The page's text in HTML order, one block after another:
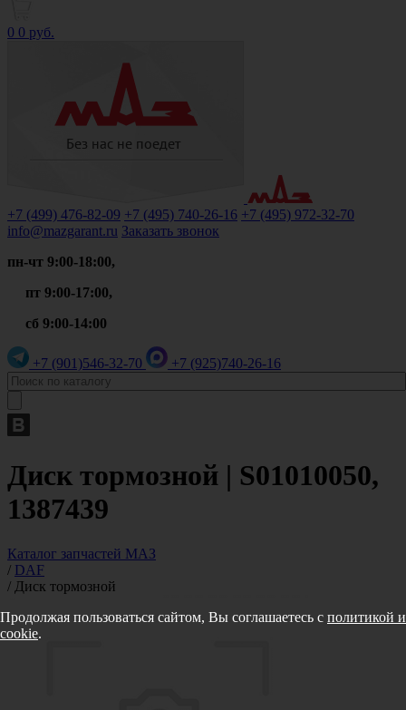
0 0 руб.
+7 (499) 476-82-09 +7 (495) 740-26-16 +7 (495) 972-32-70
info@mazgarant.ru Заказать звонок
пн-чт 9:00-18:00,
пт 9:00-17:00,
сб 9:00-14:00
+7 (901)546-32-70 +7 (925)740-26-16
Диск тормозной | S01010050,
1387439
Каталог запчастей МАЗ
/ DAF
/ Диск тормозной
Продолжая пользоваться сайтом, Вы соглашаетесь с политикой
cookie.